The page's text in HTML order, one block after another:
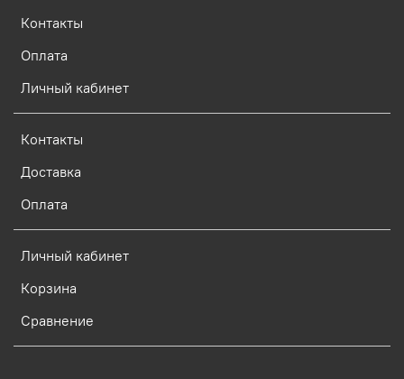
Контакты
Оплата
Личный кабинет
Контакты
Доставка
Оплата
Личный кабинет
Корзина
Сравнение